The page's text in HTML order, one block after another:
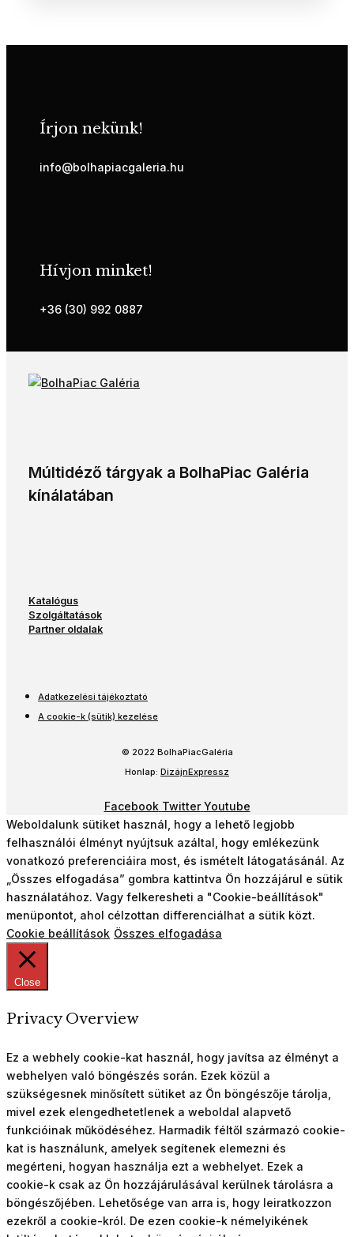
Írjon nekünk!
info@bolhapiacgaleria.hu
Hívjon minket!
+36 (30) 992 0887
Múltidéző tárgyak a BolhaPiac Galéria
kínálatában
Katalógus
Szolgáltatások
Partner oldalak
Adatkezelési tájékoztató
A cookie-k (sütik) kezelése
© 2022 BolhaPiacGaléria
Honlap: DizájnExpressz
Facebook Twitter Youtube
Weboldalunk sütiket használ, hogy a lehető legjobb
felhasználói élményt nyújtsuk azáltal, hogy emlékezünk
vonatkozó preferenciáira most, és ismételt látogatásánál. Az
„Összes elfogadása” gombra kattintva Ön hozzájárul e sütik
használatához. Vagy felkeresheti a "Cookie-beállítások"
menüpontot, ahol célzottan differenciálhat a sütik közt.
Cookie beállítások Összes elfogadása
Close
Privacy Overview
Ez a webhely cookie-kat használ, hogy javítsa az élményt a
webhelyen való böngészés során. Ezek közül a
szükségesnek minősített sütiket az Ön böngészője tárolja,
mivel ezek elengedhetetlenek a weboldal alapvető
funkcióinak működéséhez. Harmadik féltől származó cookie-
kat is használunk, amelyek segítenek elemezni és
megérteni, hogyan használja ezt a webhelyet. Ezek a
cookie-k csak az Ön hozzájárulásával kerülnek tárolásra a
böngészőjében. Lehetősége van arra is, hogy leiratkozzon
ezekről a cookie-król. De ezen cookie-k némelyikének